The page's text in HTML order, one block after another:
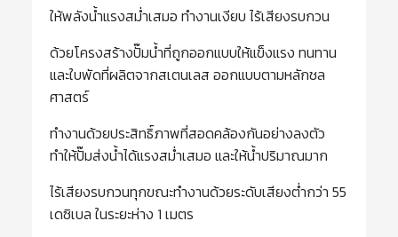
ให้พลังน้ำแรงสม่ำเสมอ ทำงานเงียบ ไร้เสียงรบกวน
ด้วยโครงสร้างปั๊มน้ำที่ถูกออกแบบให้แข็งแรง ทนทาน
และใบพัดที่ผลิตจากสเตนเลส ออกแบบตามหลักชล
ศาสตร์
ทำงานด้วยประสิทธิ์ภาพที่สอดคล้องกันอย่างลงตัว
ทำให้ปั๊มส่งน้ำได้แรงสม่ำเสมอ และให้น้ำปริมาณมาก
ไร้เสียงรบกวนทุกขณะทำงานด้วยระดับเสียงต่ำกว่า 55
เดซิเบล ในระยะห่าง 1 เมตร